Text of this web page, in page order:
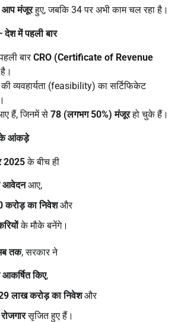
मंजूरहुए, जबकि 34 पर अभी काम चल रहा है।
देश में पहली बार
बारCRO (Certificate of Revenue
व्यवहार्यता (feasibility) का सर्टिफिकेट
हैं, जिनमें से 78 (लगभग50%)मंजूरहो चुके हैं।
के आंकड़े
2025के बीच ही
आवेदनआए,
करोड़ का निवेशऔर
के मौके बनेंगे।
तक, सरकार ने
किए,
लाख करोड़ का निवेशऔर
सृजित हुए हैं।